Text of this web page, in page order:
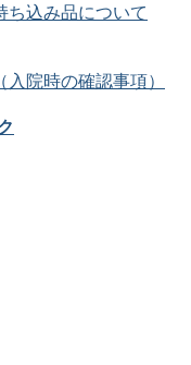
ち込み品について
院時の確認事項）